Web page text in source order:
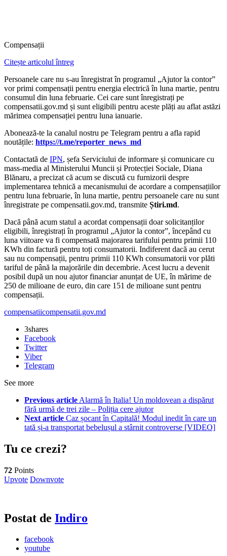
Compensații
Citește articolul întreg
Persoanele care nu s-au înregistrat în programul „Ajutor la contor”
vor primi compensații pentru energia electrică în luna martie, pentru
consumul din luna februarie. Cei care sunt înregistrați pe
compensatii.gov.md și sunt eligibili pentru aceste plăți au aflat astăzi
mărimea compensației pentru luna ianuarie.
‍Abonează-te la canalul nostru pe Telegram pentru a afla rapid
noutățile: https://t.me/reporter_news_md
Contactată de IPN, șefa Serviciului de informare și comunicare cu
mass-media al Ministerului Muncii și Protecției Sociale, Diana
Blănaru, a precizat că acum se discută cu furnizorii despre
implementarea tehnică a mecanismului de acordare a compensațiilor
pentru luna februarie, în luna martie, pentru persoanele care nu sunt
înregistrate pe compensatii.gov.md, transmite Știri.md.
Dacă până acum statul a acordat compensații doar solicitanților
eligibili, înregistrați în programul „Ajutor la contor”, începând cu
luna viitoare va fi compensată majorarea tarifului pentru primii 110
KWh din factură pentru toți consumatorii. Indiferent dacă au cerut
sau nu compensații, pentru primii 110 KWh consumatorii vor plăti
tariful de până la majorările din decembrie. Acest lucru a devenit
posibil după un nou ajutor financiar anunțat de UE, în mărime de
250 de milioane de euro, din care 151 de milioane sunt pentru
compensații.
compensatiicompensatii.gov.md
3shares
Facebook
Twitter
Viber
Telegram
See more
Previous article Alarmă în Italia! Un moldovean a dispărut
fără urmă de trei zile – Poliția cere ajutor
Next article Caz șocant în Capitală! Modul inedit în care un
tată și-a transportat bebelușul a stârnit controverse [VIDEO]
Tu ce crezi?
72 Points
Upvote Downvote
Postat de Indiro
facebook
youtube